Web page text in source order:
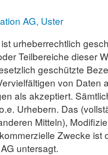
AG, Uster
urheberrechtlich
Teilbereiche dieser
geschützte
von Daten
als akzeptiert.
Urhebern. Das
Mitteln),
Zwecke ist
untersagt.